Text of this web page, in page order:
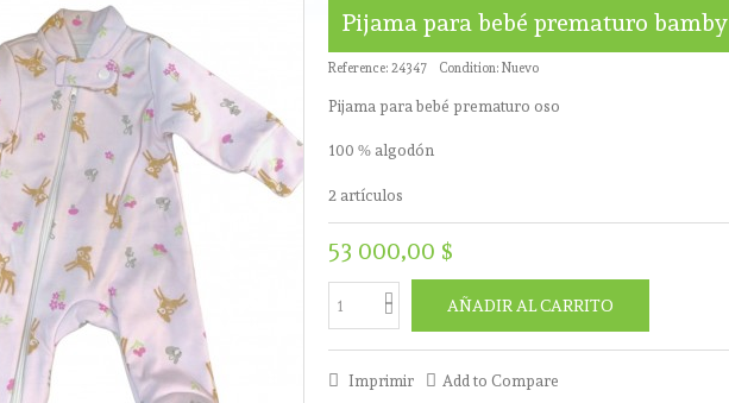
Pijama para bebé prematuro bamby
Reference: 24347 Condition: Nuevo
Pijama para bebé prematuro oso
100 % algodón
2 artículos
53 000,00 $
AÑADIR AL CARRITO
Imprimir Add to Compare